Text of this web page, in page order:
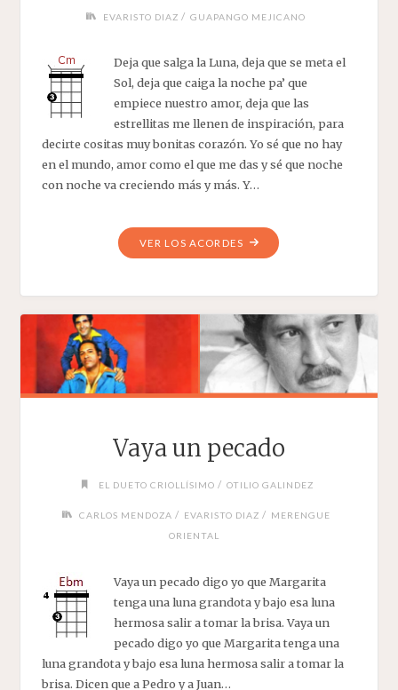
EVARISTO DIAZ / GUAPANGO MEJICANO
Deja que salga la Luna, deja que se meta el
Sol, deja que caiga la noche pa’ que
empiece nuestro amor, deja que las
estrellitas me llenen de inspiración, para
decirte cositas muy bonitas corazón. Yo sé que no hay
en el mundo, amor como el que me das y sé que noche
con noche va creciendo más y más. Y…
VER LOS ACORDES"DEJA
LUNA"
Vaya un pecado
EL DUETO CRIOLLÍSIMO / OTILIO GALINDEZ
CARLOS MENDOZA / EVARISTO DIAZ / MERENGUE
ORIENTAL
Vaya un pecado digo yo que Margarita
tenga una luna grandota y bajo esa luna
hermosa salir a tomar la brisa. Vaya un
pecado digo yo que Margarita tenga una
luna grandota y bajo esa luna hermosa salir a tomar la
brisa. Dicen que a Pedro y a Juan…